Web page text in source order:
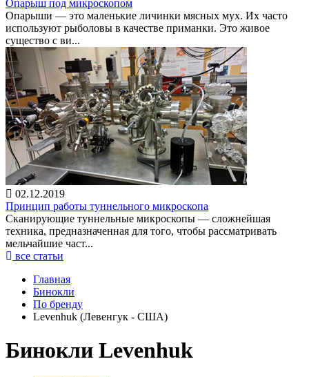
Опарыш под микроскопом
Опарыши — это маленькие личинки мясных мух. Их часто
используют рыболовы в качестве приманки. Это живое
существо с ви...
02.12.2019
Принцип работы туннельного микроскопа
Сканирующие туннельные микроскопы — сложнейшая
техника, предназначенная для того, чтобы рассматривать
мельчайшие част...
все статьи
Главная
Бинокли
По бренду
Levenhuk (Левенгук - США)
Бинокли Levenhuk